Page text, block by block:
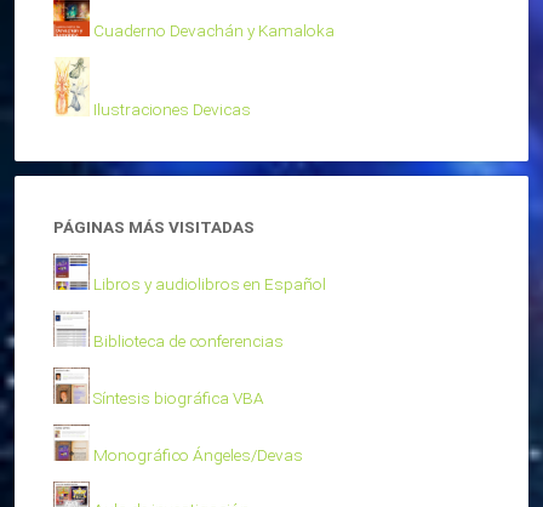
Cuaderno Devachán y Kamaloka
Ilustraciones Devicas
PÁGINAS MÁS VISITADAS
Libros y audiolibros en Español
Biblioteca de conferencias
Síntesis biográfica VBA
Monográfico Ángeles/Devas